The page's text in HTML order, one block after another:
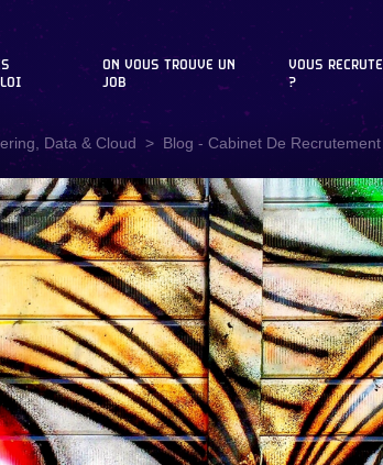
ON VOUS TROUVE UN
JOB
VOUS
?
Data & Cloud Blog - Cabinet De